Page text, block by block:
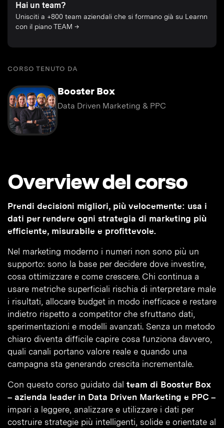
Hai un team?
Unisciti a +800 team aziendali che si formano già su Learnn
con il piano TEAM →
CORSO TENUTO DA
Booster Box
Data Driven Marketing & PPC
Overview del corso
Prendi decisioni migliori, più velocemente: usa i
dati per rendere ogni strategia di marketing più
efficiente, misurabile e profittevole.
Nel marketing moderno i numeri non sono più un
supporto: sono la base per decidere dove investire,
cosa ottimizzare e come crescere. Chi continua a
usare metriche superficiali rischia di interpretare male
i risultati, allocare budget in modo inefficace e restare
indietro rispetto a competitor che sfruttano dati,
sperimentazioni e modelli avanzati. Senza un metodo
chiaro diventa difficile capire cosa funziona davvero,
quali canali portano valore reale e quando una
campagna sta generando crescita incrementale.
Con questo corso guidato dal team di Booster Box
– azienda leader in Data Driven Marketing e PPC –
impari a leggere, analizzare e utilizzare i dati per
costruire strategie più intelligenti, solide e orientate al